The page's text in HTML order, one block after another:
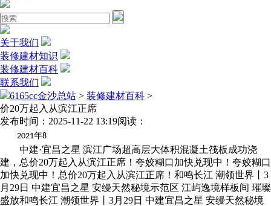
关于我们
装修建材知识
装修建材百科
联系我们
6165cc金沙总站 > 装修建材百科 >
价20万起入从滨江正席
发布时间：2025-11-22 13:19阅读：
2021年8
中建·宜昌之星 滨江广场超高层大体积混凝土筏板成功浇
建，总价20万起入从滨江正席！夸姣糊口加快兑现中！夸姣糊口
加快兑现中！总价20万起入从滨江正席！和鸣长江 潮领世界丨3
月29日 中建宜昌之星 安缦天然秘境示范区 江屿逸境样板间 璀璨
盛放和鸣长江 潮领世界丨3月29日 中建宜昌之星 安缦天然秘境